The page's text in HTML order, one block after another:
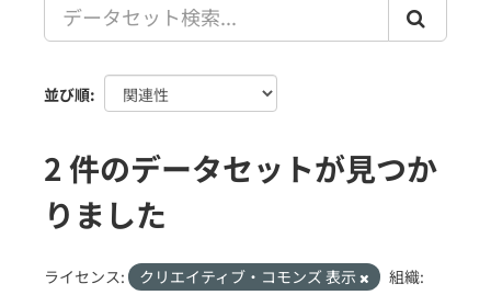
並び順
2 件のデータセットが見つか
りました
ライセンス: クリエイティブ・コモンズ 表示
組織: